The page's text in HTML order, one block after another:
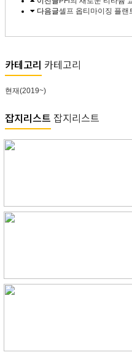
다음글셀프 옵티마이징 플랜
카테고리 카테고리
현재(2019~)
잡지리스트 잡지리스트